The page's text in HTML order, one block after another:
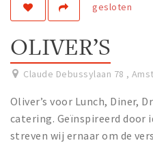
Work
Travel
Sports & leisure
Magazine
Columns
gesloten
OLIVER’S
Claude Debussylaan 78 ,
Oliver’s voor Lunch, Diner,
catering. Geïnspireerd door
streven wij ernaar om de